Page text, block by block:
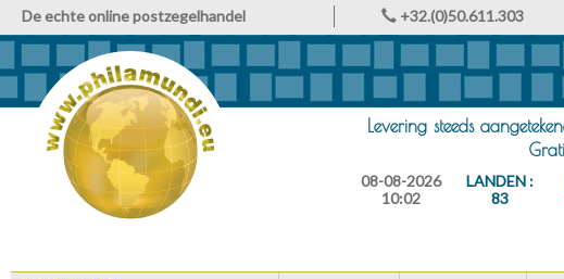
De echte online postzegelhandel +32.(0)50.611.303
Levering steeds
08-08-2026
10:02
LANDEN :
83